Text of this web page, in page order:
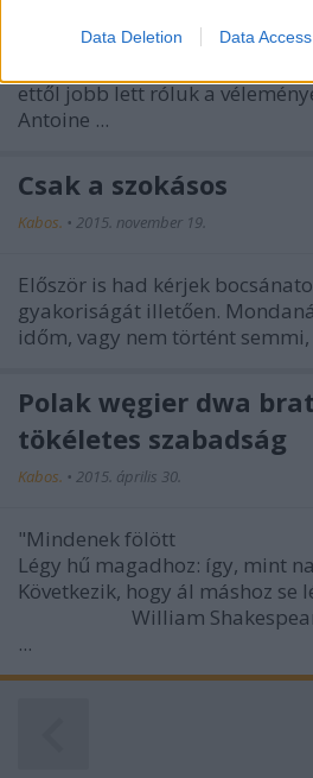
Data Deletion Data Access
Jócskán akadt dolgom a
ettől jobb lett róluk a
Antoine ...
Csak a szokásos
Kabos. • 2015. november 19.
Először is had kérjek
gyakoriságát illetően.
időm, vagy nem történt semmi,
Polak węgier dwa
tökéletes szabadság
Kabos. • 2015. április 30.
"Mindenek fölött
Légy hű magadhoz: így, mint
Következik, hogy ál máshoz se
William
...